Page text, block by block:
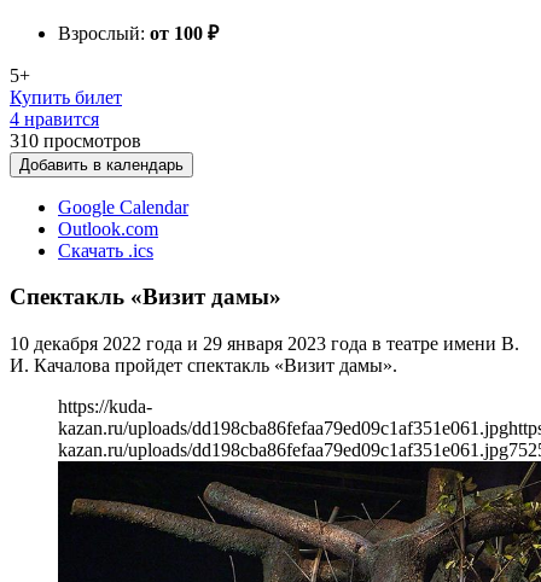
Взрослый: от 100 ₽
5+
Купить билет
4 нравится
310 просмотров
Добавить в календарь
Google Calendar
Outlook.com
Скачать .ics
Спектакль «Визит дамы»
10 декабря 2022 года и 29 января 2023 года в театре имени В.
И. Качалова пройдет спектакль «Визит дамы».
https://kuda-
kazan.ru/uploads/dd198cba86fefaa79ed09c1af351e061.jpg
kazan.ru/uploads/dd198cba86fefaa79ed09c1af351e061.jpg752